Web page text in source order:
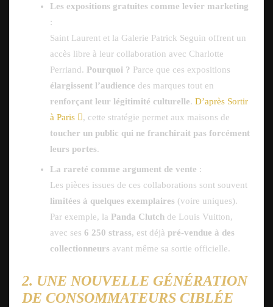
Les expositions gratuites comme levier marketing
:
Saint Laurent et la Galerie Patrick Seguin offrent un
accès libre à leur collaboration avec Charlotte
Perriand. Pourquoi ? Parce que ces expositions
élargissent l’audience des marques tout en
renforçant leur légitimité culturelle. D’après Sortir
à Paris
, cette stratégie permet aux maisons de
toucher un public qui ne franchirait pas forcément
leurs portes.
La rareté comme argument de vente :
Les pièces issues de ces collaborations sont souvent
limitées à quelques exemplaires (voire uniques).
Par exemple, la Panda Clutch de Louis Vuitton,
avec ses 6 250 strass, est déjà pré-vendue à des
collectionneurs avant même sa sortie officielle.
2. UNE NOUVELLE GÉNÉRATION
DE CONSOMMATEURS CIBLÉE